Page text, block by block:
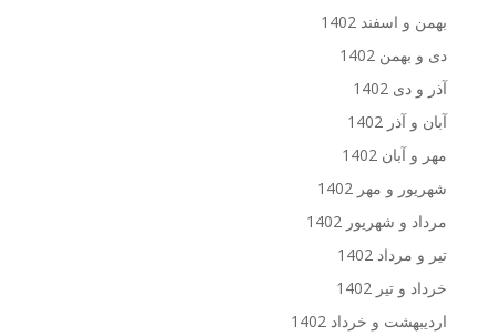
بهمن و اسفند 1402
دی و بهمن 1402
آذر و دی 1402
آبان و آذر 1402
مهر و آبان 1402
شهریور و مهر 1402
مرداد و شهریور 1402
تیر و مرداد 1402
خرداد و تیر 1402
اردیبهشت و خرداد 1402